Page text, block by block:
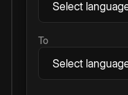
To